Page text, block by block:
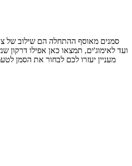
סמנים מאוסף ההתחלה הם שילוב של
מעניין יעזרו לכם לבחור את הסמן